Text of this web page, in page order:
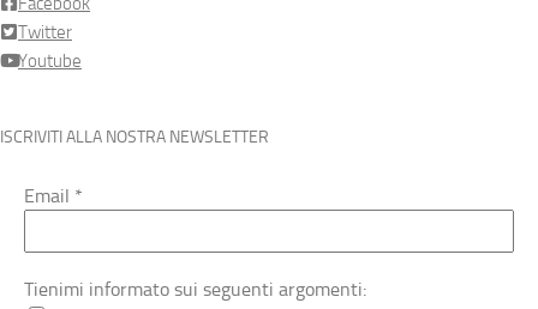
Twitter
Youtube
ISCRIVITI ALLA NOSTRA NEWSLETTER
Email *
Tienimi informato sui seguenti argomenti: